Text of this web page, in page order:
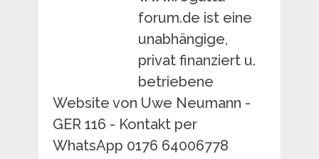
forum.de ist eine
unabhängige,
privat finanziert u.
betriebene
Website von Uwe Neumann -
GER 116 - Kontakt per
WhatsApp 0176 64006778